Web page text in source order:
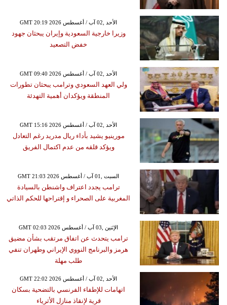
GMT 20:19 2026 الأحد ,02 آب / أغسطس
وزيرا خارجية السعودية وإيران يبحثان جهود
خفض التصعيد
GMT 09:40 2026 الأحد ,02 آب / أغسطس
ولي العهد السعودي وترامب يبحثان تطورات
المنطقة ويؤكدان أهمية التهدئة
GMT 15:16 2026 الأحد ,02 آب / أغسطس
مورينيو يشيد بأداء ريال مدريد رغم التعادل
ويؤكد قلقه من عدم اكتمال الفريق
GMT 21:03 2026 السبت ,01 آب / أغسطس
ترامب يجدد اعتراف واشنطن بالسيادة
المغربية على الصحراء و إقتراحها للحكم الذاتي
GMT 02:03 2026 الإثنين ,03 آب / أغسطس
ترامب يتحدث عن اتفاق مرتقب بشأن مضيق
هرمز والبرنامج النووي الإيراني وطهران تنفي
طلب مهلة
GMT 22:02 2026 الأحد ,02 آب / أغسطس
اتهامات للإطفاء الفرنسي بالتضحية بسكان
قرية لإنقاذ منازل الأثرياء